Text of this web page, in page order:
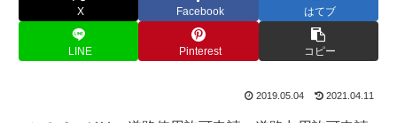
X Facebook はてブ
LINE Pinterest コピー
2019.05.04 2021.04.11